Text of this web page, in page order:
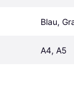
Blau,
A4, A5